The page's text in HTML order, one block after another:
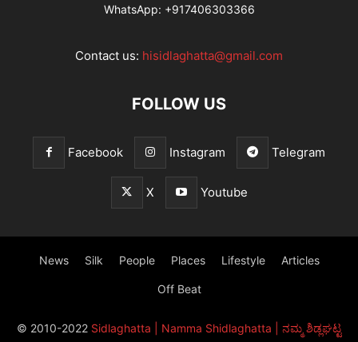
WhatsApp: +917406303366
Contact us: hisidlaghatta@gmail.com
FOLLOW US
Facebook Instagram Telegram
X Youtube
News Silk People Places Lifestyle Articles
Off Beat
© 2010-2022 Sidlaghatta | Namma Shidlaghatta | ನಮ್ಮ ಶಿಡ್ಲಘಟ್ಟ